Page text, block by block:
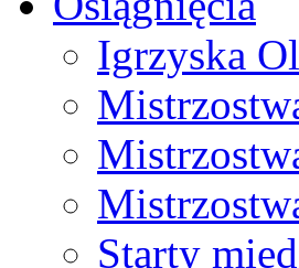
Igrzyska
Starty